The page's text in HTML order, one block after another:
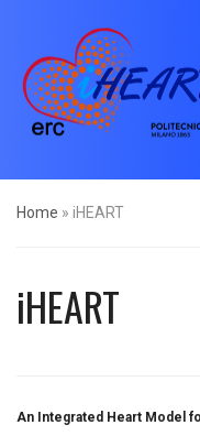
Home » iHEART
iHEART
An Integrated Heart Model